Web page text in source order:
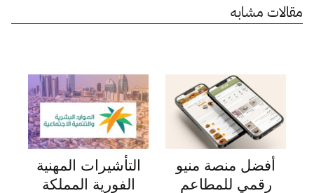
مقالات مشابه
أفضل منصة منيو
رقمي للمطاعم
التأشيرات المهنية
الفورية المملكة